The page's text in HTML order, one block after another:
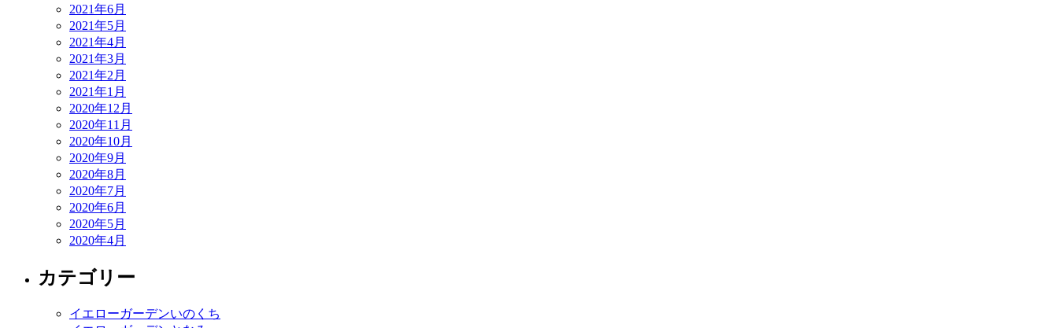
2021年6月
2021年5月
2021年4月
2021年3月
2021年2月
2021年1月
2020年12月
2020年11月
2020年10月
2020年9月
2020年8月
2020年7月
2020年6月
2020年5月
2020年4月
カテゴリー
イエローガーデンいのくち